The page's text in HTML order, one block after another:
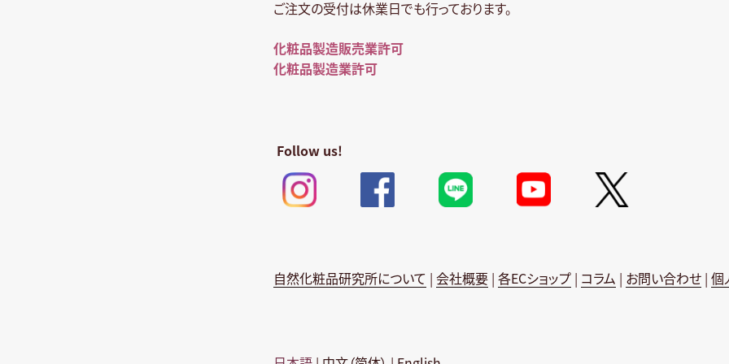
ご注文の受付は休業日でも行っております。
化粧品製造販売業許可
化粧品製造業許可
Follow us!
自然化粧品研究所について | 会社概要 | 各ECショップ | コラム | お問い合わせ | 個